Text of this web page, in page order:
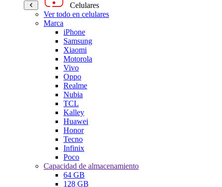
Celulares
Ver todo en celulares
Marca
iPhone
Samsung
Xiaomi
Motorola
Vivo
Oppo
Realme
Nubia
TCL
Kalley
Huawei
Honor
Tecno
Infinix
Poco
Capacidad de almacenamiento
64 GB
128 GB